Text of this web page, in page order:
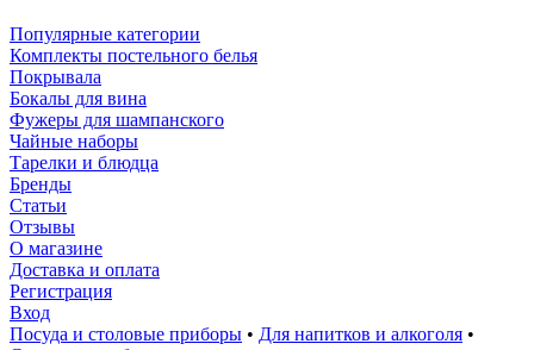
Популярные категории
Комплекты постельного белья
Покрывала
Бокалы для вина
Фужеры для шампанского
Чайные наборы
Тарелки и блюдца
Бренды
Статьи
Отзывы
О магазине
Доставка и оплата
Регистрация
Вход
Посуда и столовые приборы • Для напитков и алкоголя •